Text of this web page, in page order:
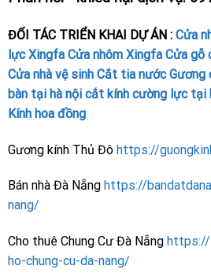
ĐỐI TÁC TRIỂN KHAI DỰ ÁN : Cửa
lực Xingfa Cửa nhôm Xingfa Cửa gỗ
Cửa nhà vệ sinh Cắt tia nước Gương
bàn tại hà nội cắt kính cường lực tại
Kính hoa đồng
Gương kính Thủ Đô https://
Bán nhà Đà Nẵng https://
nang/
Cho thuê Chung Cư Đà Nẵng https://
ho-chung-cu-da-nang/